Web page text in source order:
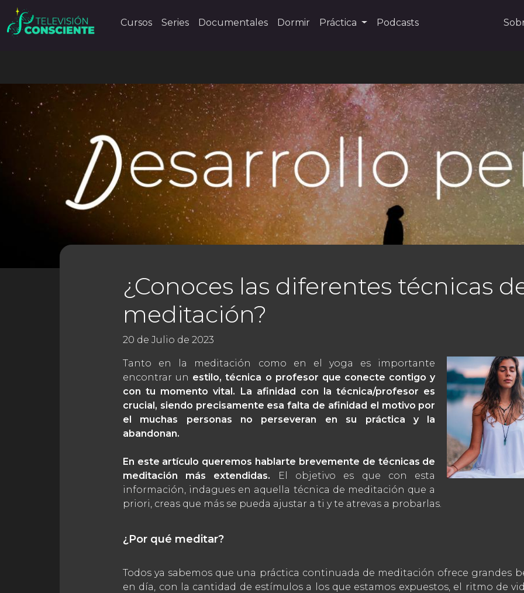
Cursos Series Documentales Dormir Práctica Podcasts
¿Conoces las diferentes técnicas
meditación?
20 de Julio de 2023
Tanto en la meditación como en el yoga es importante
encontrar un estilo, técnica o profesor que conecte contigo y
con tu momento vital. La afinidad con la técnica/profesor es
crucial, siendo precisamente esa falta de afinidad el motivo por
el muchas personas no perseveran en su práctica y la
abandonan.
En este artículo queremos hablarte brevemente de técnicas de
meditación más extendidas.
El objetivo es que con esta
información, indagues en aquella técnica de meditación que a
priori, creas que más se pueda ajustar a ti y te atrevas a probarlas.
¿Por qué meditar?
Todos ya sabemos que una práctica continuada de meditación ofrece grandes
en día, con la cantidad de estímulos a los que estamos expuestos, el ritmo de